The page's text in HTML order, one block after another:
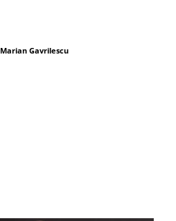
Marian Gavrilescu